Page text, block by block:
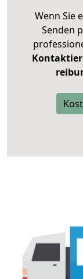
Wenn Sie
Senden